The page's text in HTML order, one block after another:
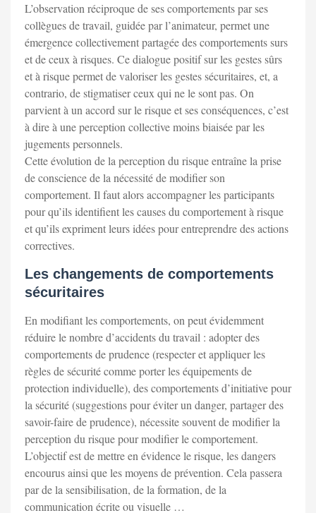
L’observation réciproque de ses comportements par ses
collègues de travail, guidée par l’animateur, permet une
émergence collectivement partagée des comportements surs
et de ceux à risques. Ce dialogue positif sur les gestes sûrs
et à risque permet de valoriser les gestes sécuritaires, et, a
contrario, de stigmatiser ceux qui ne le sont pas. On
parvient à un accord sur le risque et ses conséquences, c’est
à dire à une perception collective moins biaisée par les
jugements personnels.
Cette évolution de la perception du risque entraîne la prise
de conscience de la nécessité de modifier son
comportement. Il faut alors accompagner les participants
pour qu’ils identifient les causes du comportement à risque
et qu’ils expriment leurs idées pour entreprendre des actions
correctives.
Les changements de comportements
sécuritaires
En modifiant les comportements, on peut évidemment
réduire le nombre d’accidents du travail : adopter des
comportements de prudence (respecter et appliquer les
règles de sécurité comme porter les équipements de
protection individuelle), des comportements d’initiative pour
la sécurité (suggestions pour éviter un danger, partager des
savoir-faire de prudence), nécessite souvent de modifier la
perception du risque pour modifier le comportement.
L’objectif est de mettre en évidence le risque, les dangers
encourus ainsi que les moyens de prévention. Cela passera
par de la sensibilisation, de la formation, de la
communication écrite ou visuelle …